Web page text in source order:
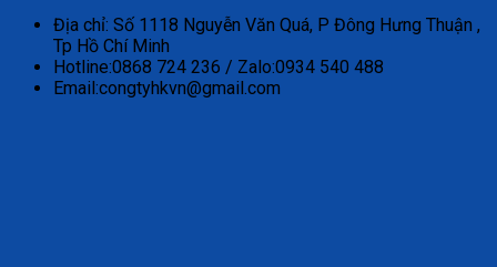
Địa chỉ: Số 1118 Nguyễn Văn Quá, P Đông Hưng Thuận ,
Tp Hồ Chí Minh
Hotline:0868 724 236 / Zalo:0934 540 488
Email:congtyhkvn@gmail.com